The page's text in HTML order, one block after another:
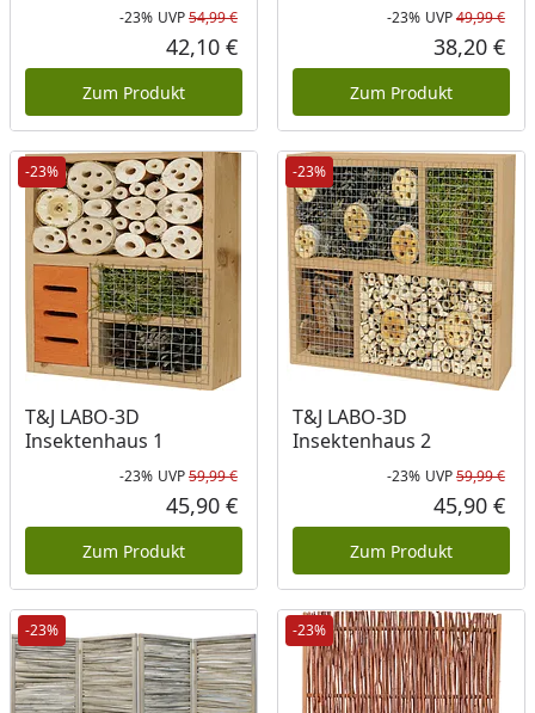
Rabatt in Prozent
-23%
Ursprünglicher Preis
UVP54,99 €
Aktueller Preis
42,10 €
Zum Produkt
-23% UVP49,99 €
38,20 €
Zum Produkt
-23%
T&J LABO-3D
Insektenhaus 1
Rabatt in Prozent
-23%
Ursprünglicher Preis
UVP59,99 €
Aktueller Preis
45,90 €
Zum Produkt
-23%
T&J LABO-3D
Insektenhaus 2
-23% UVP59,99 €
45,90 €
Zum Produkt
-23% -23%